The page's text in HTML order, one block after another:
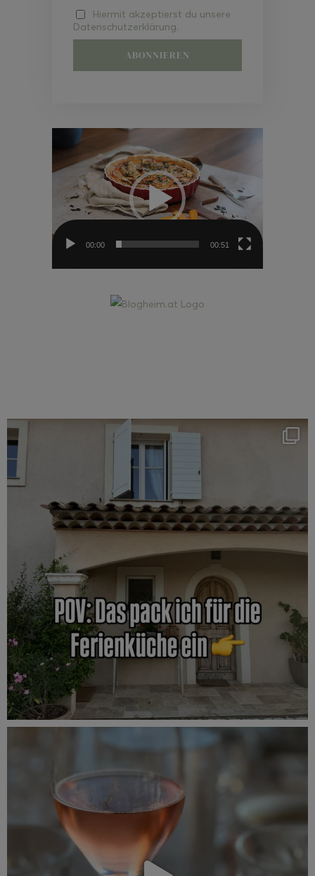
Hiermit akzeptierst du unsere
Datenschutzerklärung.
Video-
00:00 00:51